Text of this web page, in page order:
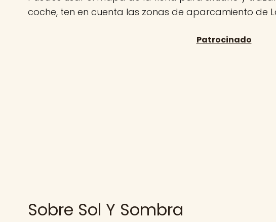
coche, ten en cuenta las zonas de aparcamiento de
Sobre Sol Y Sombra